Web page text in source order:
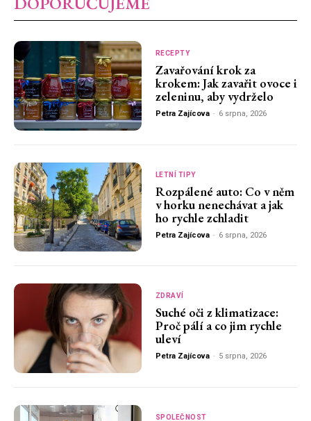
RECEPTY
Zavařování krok za
krokem: Jak zavařit ovoce i
zeleninu, aby vydrželo
Petra Zajícova - 6 srpna, 2026
LETNÍ TIPY
Rozpálené auto: Co v něm
v horku nenechávat a jak
ho rychle zchladit
Petra Zajícova - 6 srpna, 2026
ZDRAVÍ
Suché oči z klimatizace:
Proč pálí a co jim rychle
uleví
Petra Zajícova - 5 srpna, 2026
SPOLEČNOST